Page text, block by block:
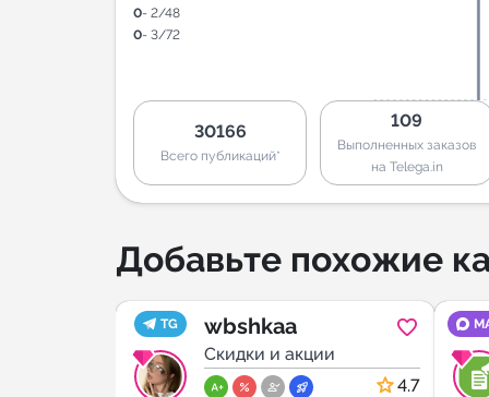
0- 2/48
0- 3/72
30166
Всего публикаций*
109
Выполненных заказов
на Telega.in
Добавьте похожие
TG wbshkaa
Скидки и акции
4.7